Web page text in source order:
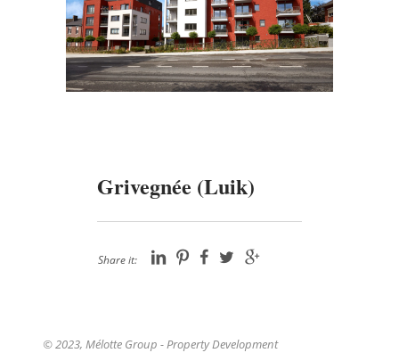
NL
EN
Grivegnée (Luik)
Share it:
© 2023, Mélotte Group - Property Development